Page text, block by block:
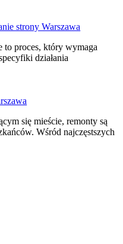
strony Warszawa
to proces, który wymaga
działania
się mieście, remonty są
Wśród najczęstszych